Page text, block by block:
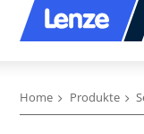
Home Produkte